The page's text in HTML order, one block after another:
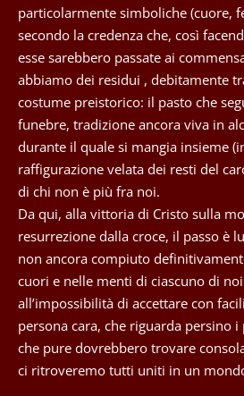
particolarmente simboliche (cuore,
secondo la credenza che, così
esse sarebbero passate ai
abbiamo dei residui , debitamente
costume preistorico: il pasto che
funebre, tradizione ancora viva in
durante il quale si mangia insieme
raffigurazione velata dei resti del
di chi non è più fra noi.
Da qui, alla vittoria di Cristo sulla
resurrezione dalla croce, il passo è
non ancora compiuto
cuori e nelle menti di ciascuno di
all’impossibilità di accettare con
persona cara, che riguarda persino
che pure dovrebbero trovare
ci ritroveremo tutti uniti in un